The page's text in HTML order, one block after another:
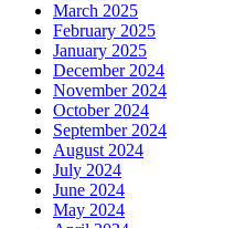
March 2025
February 2025
January 2025
December 2024
November 2024
October 2024
September 2024
August 2024
July 2024
June 2024
May 2024